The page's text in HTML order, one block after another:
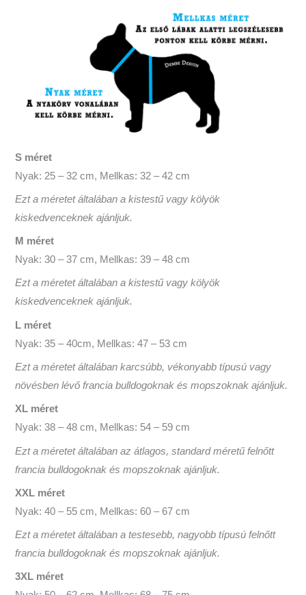
S méret
Nyak: 25 – 32 cm, Mellkas: 32 – 42 cm
Ezt a méretet általában a kistestű vagy kölyök
kiskedvenceknek ajánljuk.
M méret
Nyak: 30 – 37 cm, Mellkas: 39 – 48 cm
Ezt a méretet általában a kistestű vagy kölyök
kiskedvenceknek ajánljuk.
L méret
Nyak: 35 – 40cm, Mellkas: 47 – 53 cm
Ezt a méretet általában karcsúbb, vékonyabb típusú vagy
növésben lévő francia bulldogoknak és mopszoknak ajánljuk.
XL méret
Nyak: 38 – 48 cm, Mellkas: 54 – 59 cm
Ezt a méretet általában az átlagos, standard méretű felnőtt
francia bulldogoknak és mopszoknak ajánljuk.
XXL méret
Nyak: 40 – 55 cm, Mellkas: 60 – 67 cm
Ezt a méretet általában a testesebb, nagyobb típusú felnőtt
francia bulldogoknak és mopszoknak ajánljuk.
3XL méret